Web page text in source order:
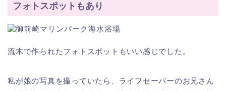
フォトスポットもあり
流木で作られたフォトスポットもいい感じでした。
私が娘の写真を撮っていたら、ライフセーバーのお兄さん